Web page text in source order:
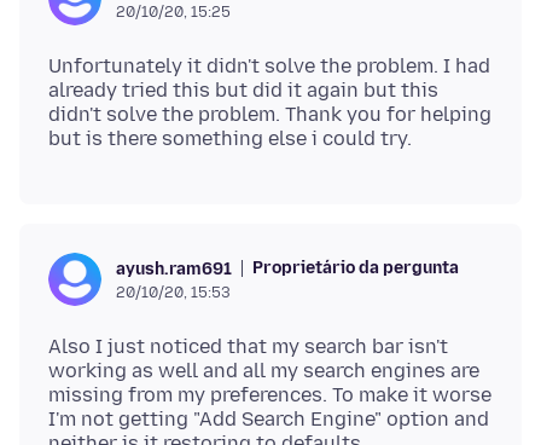
20/10/20, 15:25
Unfortunately it didn't solve the problem. I had
already tried this but did it again but this
didn't solve the problem. Thank you for helping
ayush.ram691 Proprietário da pergunta
20/10/20, 15:53
Also I just noticed that my search bar isn't
working as well and all my search engines are
missing from my preferences. To make it worse
I'm not getting "Add Search Engine" option and